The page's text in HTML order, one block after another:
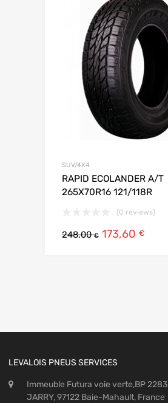
SUV/4X4
RAPID ECOLANDER A/T
265X70R16 121/118R
(0 reviews)
248,00€ 173,60 €
LEVALOIS PNEUS SERVICES
Immeuble Futura voie verte,BP 2283
JARRY, 97122 Baie-Mahault, France